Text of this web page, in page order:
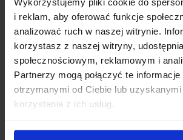
i reklam, aby oferować funkcje
analizować ruch w naszej witrynie.
korzystasz z naszej witryny,
społecznościowym, reklamowym i
Partnerzy mogą połączyć te
otrzymanymi od Ciebie lub
korzystania z ich usług.
firmowe i usługowe. Zintegrowane
mocy 15W generuje strumień
neutralnej barwie 4000K,
naturalne oświetlenie. Oprawa
montażu podtynkowego i wyróżnia
konstrukcją (średnica 10,5 cm,
pozwala na jej dyskretne
łatwą i szybką instalację. W